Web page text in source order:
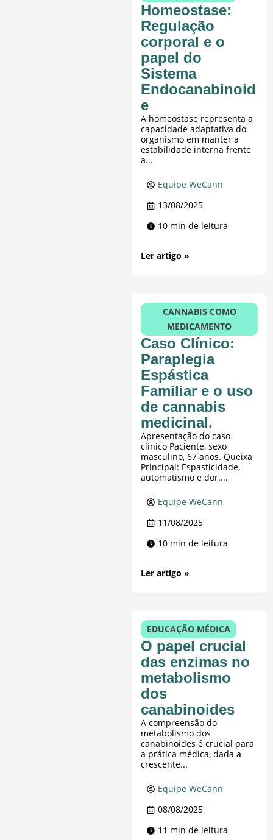
Homeostase:
Regulação
corporal e o
papel do
Sistema
Endocanabinoid
e
A homeostase representa a
capacidade adaptativa do
organismo em manter a
estabilidade interna frente
a...
Equipe WeCann
13/08/2025
10 min de leitura
Ler artigo »
CANNABIS COMO
MEDICAMENTO
Caso Clínico:
Paraplegia
Espástica
Familiar e o uso
de cannabis
medicinal.
Apresentação do caso
clínico Paciente, sexo
masculino, 67 anos. Queixa
Principal: Espasticidade,
automatismo e dor....
Equipe WeCann
11/08/2025
10 min de leitura
Ler artigo »
EDUCAÇÃO MÉDICA
O papel crucial
das enzimas no
metabolismo
dos
canabinoides
A compreensão do
metabolismo dos
canabinoides é crucial para
a prática médica, dada a
crescente...
Equipe WeCann
08/08/2025
11 min de leitura